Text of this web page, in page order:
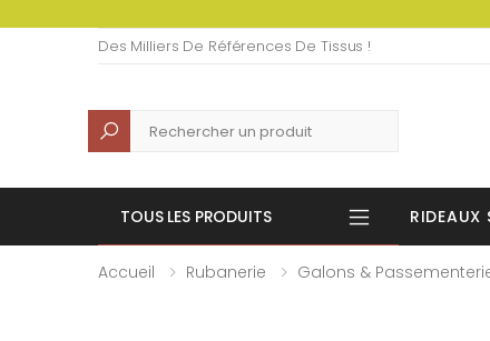
Des Milliers De Références De Tissus !
Recherche
TOUS LES PRODUITS RIDEAUX
Accueil Rubanerie Galons &